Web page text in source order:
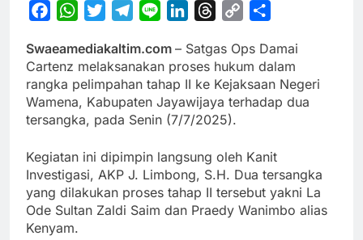
FacebookWhatsApp
TwitterTelegram
Line LinkedInThreads
Copy
Swaeamediakaltim.com – Satgas Ops Damai
Cartenz melaksanakan proses hukum dalam
rangka pelimpahan tahap II ke Kejaksaan Negeri
Wamena, Kabupaten Jayawijaya terhadap dua
tersangka, pada Senin (7/7/2025).
Kegiatan ini dipimpin langsung oleh Kanit
Investigasi, AKP J. Limbong, S.H. Dua tersangka
yang dilakukan proses tahap II tersebut yakni La
Ode Sultan Zaldi Saim dan Praedy Wanimbo alias
Kenyam.